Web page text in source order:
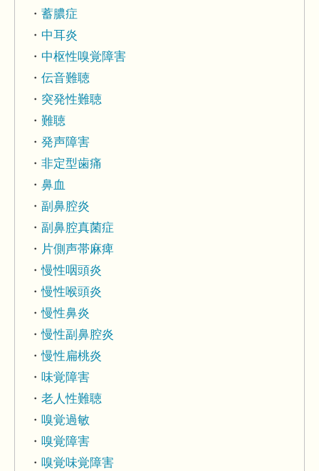
蓄膿症
中耳炎
中枢性嗅覚障害
伝音難聴
突発性難聴
難聴
発声障害
非定型歯痛
鼻血
副鼻腔炎
副鼻腔真菌症
片側声帯麻痺
慢性咽頭炎
慢性喉頭炎
慢性鼻炎
慢性副鼻腔炎
慢性扁桃炎
味覚障害
老人性難聴
嗅覚過敏
嗅覚障害
嗅覚味覚障害